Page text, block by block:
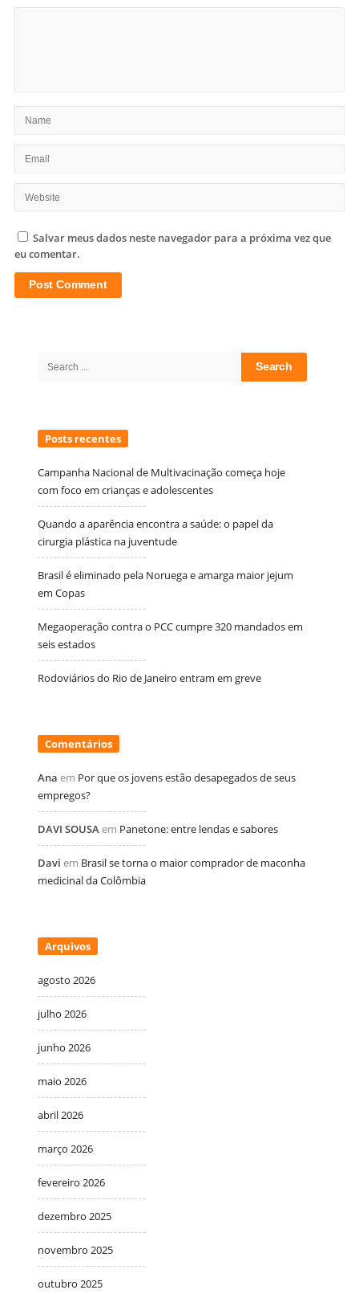
Salvar meus dados neste navegador para a próxima vez que
eu comentar.
Search
Posts recentes
Campanha Nacional de Multivacinação começa hoje
com foco em crianças e adolescentes
Quando a aparência encontra a saúde: o papel da
cirurgia plástica na juventude
Brasil é eliminado pela Noruega e amarga maior jejum
em Copas
Megaoperação contra o PCC cumpre 320 mandados em
seis estados
Rodoviários do Rio de Janeiro entram em greve
Comentários
Ana em Por que os jovens estão desapegados de seus
empregos?
DAVI SOUSAem Panetone: entre lendas e sabores
Davi em Brasil se torna o maior comprador de maconha
medicinal da Colômbia
Arquivos
agosto 2026
julho 2026
junho 2026
maio 2026
abril 2026
março 2026
fevereiro 2026
dezembro 2025
novembro 2025
outubro 2025